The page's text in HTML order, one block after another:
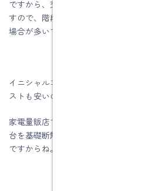
ですから、交換し易いようにエアコ
すので、階段室やテレビ台の造作家
場合が多いです。
イニシャルコストもランニングコス
ストも安いのです。
家電量販店で売っている壁掛けエア
台を基礎断熱された床下に設置する
ですからね。コスパの良い全館暖房な